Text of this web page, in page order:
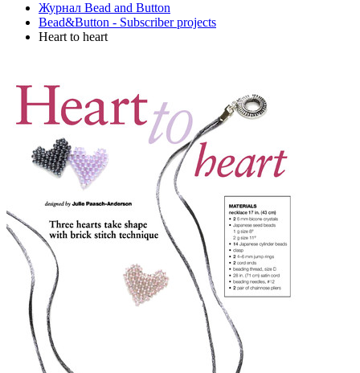
Журнал Bead and Button
Bead&Button - Subscriber projects
Heart to heart